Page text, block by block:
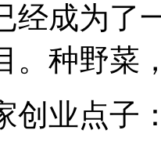
经成为了
。种野菜
创业点子